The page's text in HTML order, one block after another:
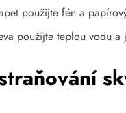
použijte fén a
použijte teplou vodu a